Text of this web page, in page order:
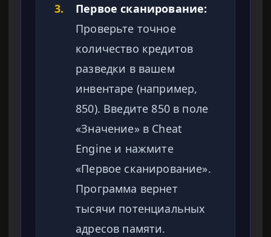
3.
Первое сканирование:
Проверьте точное
количество кредитов
разведки в вашем
инвентаре (например,
850). Введите 850 в поле
«Значение» в Cheat
Engine и нажмите
«Первое сканирование».
Программа вернет
тысячи потенциальных
адресов памяти.